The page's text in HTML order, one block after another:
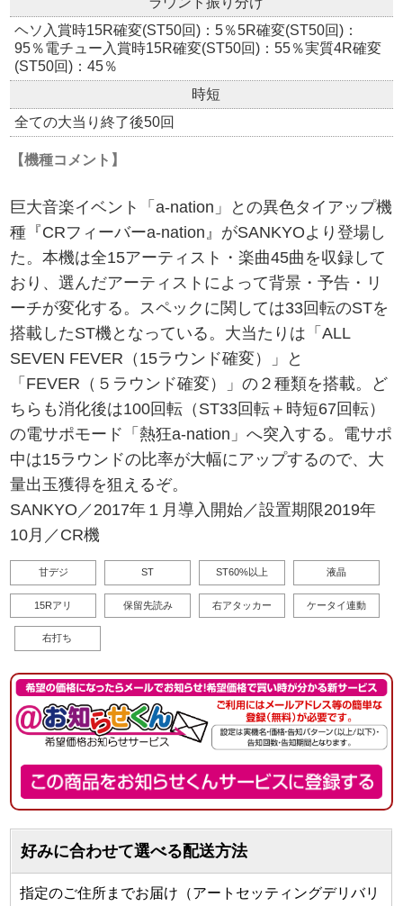
ヘソ入賞時15R確変(ST50回)：5％5R確変(ST50回)：
95％電チュー入賞時15R確変(ST50回)：55％実質4R確変
(ST50回)：45％
時短
全ての大当り終了後50回
【機種コメント】
巨大音楽イベント「a-nation」との異色タイアップ機
種『CRフィーバーa-nation』がSANKYOより登場し
た。本機は全15アーティスト・楽曲45曲を収録して
おり、選んだアーティストによって背景・予告・リ
ーチが変化する。スペックに関しては33回転のSTを
搭載したST機となっている。大当たりは「ALL
SEVEN FEVER（15ラウンド確変）」と
「FEVER（５ラウンド確変）」の２種類を搭載。ど
ちらも消化後は100回転（ST33回転＋時短67回転）
の電サポモード「熱狂a-nation」へ突入する。電サポ
中は15ラウンドの比率が大幅にアップするので、大
量出玉獲得を狙えるぞ。
SANKYO／2017年１月導入開始／設置期限2019年
10月／CR機
甘デジ ST ST60%以上 液晶
15Rアリ 保留先読み 右アタッカー ケータイ連動
右打ち
好みに合わせて選べる配送方法
指定のご住所までお届け（アートセッティングデリバリ